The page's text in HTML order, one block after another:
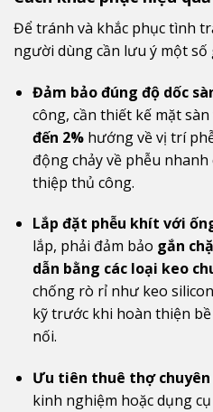
Để tránh và khắc phục tình
người dùng cần lưu ý một số
Đảm bảo đúng độ dốc
công, cần thiết kế mặt
đến 2%hướng về vị trí
động chảy về phễu
thiệp thủ công.
Lắp đặt phễu khít với
lắp, phải đảm bảo gắn
dẫn bằng các loại keo
chống rò rỉ như keo
kỹ trước khi hoàn thiện
nối.
Ưu tiên thuê thợ chuyên
kinh nghiệm hoặc dụng